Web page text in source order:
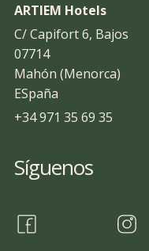
ARTIEM Hotels
C/ Capifort 6, Bajos
07714
Mahón (Menorca)
ESpaña
+34 971 35 69 35
Síguenos